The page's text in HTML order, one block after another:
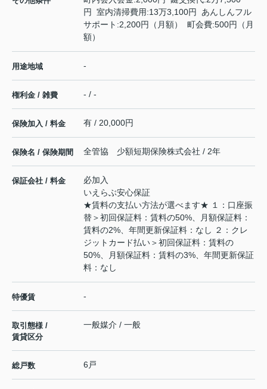
円 室内清掃費用:13万3,100円 あんしんフル
サポート:2,200円（月額） 町会費:500円（月
額）
用途地域 -
権利金 / 雑費 - / -
保険加入 / 料金 有 / 20,000円
保険名 / 保険期間 全管協 少額短期保険株式会社 / 2年
保証会社 / 料金
必加入
いえらぶ安心保証
★賃料の支払い方法が選べます★ １：口座振
替＞初回保証料：賃料の50%、月額保証料：
賃料の2%、年間更新保証料：なし ２：クレ
ジットカード払い＞初回保証料：賃料の
50%、月額保証料：賃料の3%、年間更新保証
料：なし
特優賃 -
取引態様 /
賃貸区分
一般媒介 / 一般
総戸数 6戸